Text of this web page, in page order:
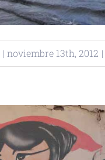
| noviembre 13th, 2012 |